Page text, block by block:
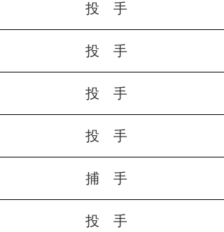
投 手
投 手
投 手
投 手
捕 手
投 手